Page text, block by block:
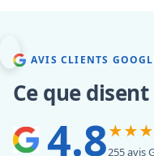
AVIS CLIENTS
Ce que
4.8255 avis